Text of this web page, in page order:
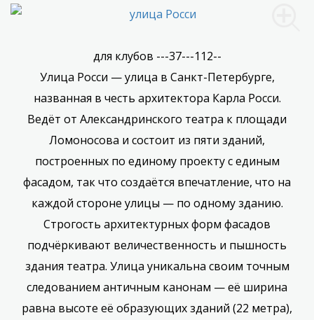
для клубов ---37---112--
Улица Росси — улица в Санкт-Петербурге,
названная в честь архитектора Карла Росси.
Ведёт от Александринского театра к площади
Ломоносова и состоит из пяти зданий,
построенных по единому проекту с единым
фасадом, так что создаётся впечатление, что на
каждой стороне улицы — по одному зданию.
Строгость архитектурных форм фасадов
подчёркивают величественность и пышность
здания театра. Улица уникальна своим точным
следованием античным канонам — её ширина
равна высоте её образующих зданий (22 метра),